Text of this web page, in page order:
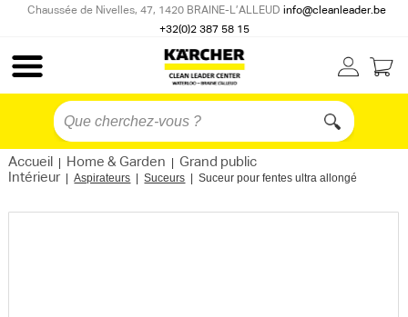
Chaussée de Nivelles, 47, 1420 BRAINE-L’ALLEUD info@cleanleader.be
+32(0)2 387 58 15
Accueil | Home & Garden |Grand public
Intérieur|Aspirateurs |Suceurs |Suceur pour fentes ultra allongé